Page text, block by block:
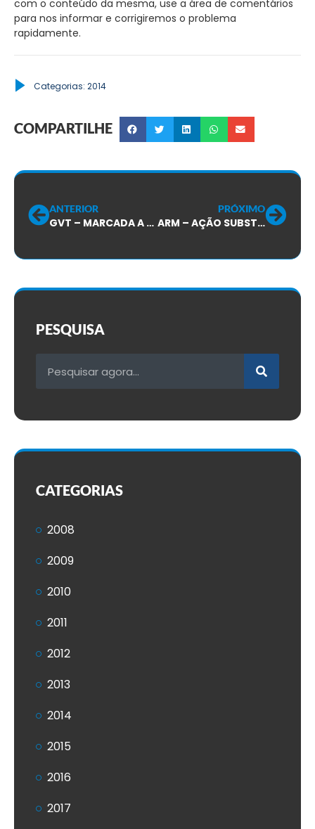
com o conteúdo da mesma, use a área de comentários
para nos informar e corrigiremos o problema
rapidamente.
Categorias: 2014
COMPARTILHE
ANTERIOR
GVT – MARCADA A AUDIÊNCIA DA AÇÃO QUE TRATA DA BASE DE CÁLCULO DO ADICIONAL DE PERICULOSIDADE:
PRÓXIMO
ARM – AÇÃO SUBSTITUTIVO PROCESSUAL/ VALE REFEIÇÃO:
PESQUISA
CATEGORIAS
2008
2009
2010
2011
2012
2013
2014
2015
2016
2017